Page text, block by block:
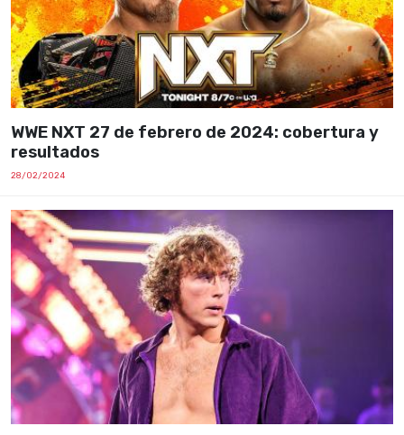
WWE NXT 27 de febrero de 2024: cobertura y
resultados
28/02/2024